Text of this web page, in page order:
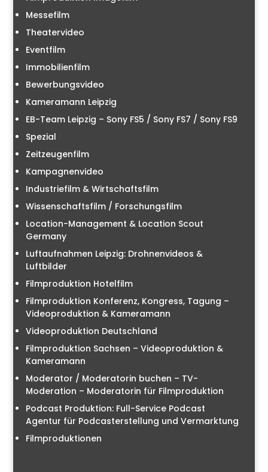
Messefilm
Theatervideo
Eventfilm
Immobilienfilm
Bewerbungsvideo
Kameramann Leipzig
EB-Team Leipzig – Sony FS5 / Sony FS7 / Sony FS9
Spezial
Zeitzeugenfilm
Kampagnenvideo
Industriefilm & Wirtschaftsfilm
Wissenschaftsfilm / Forschungsfilm
Location-Management & Location Scout
Germany
Luftaufnahmen Leipzig: Drohnenvideos &
Luftbilder
Filmproduktion Hotelfilm
Filmproduktion Konferenz, Kongress, Tagung –
Videoproduktion & Kameramann
Videoproduktion Deutschland
Filmproduktion Sachsen – Videoproduktion &
Kameramann
Moderator / Moderatorin buchen – TV-
Moderation – Moderatorin für Filmproduktion
Podcast Produktion: Full-Service Podcast
Agentur für Podcasterstellung und Vermarktung
Filmproduktionen